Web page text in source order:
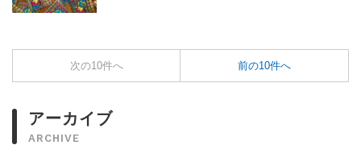
次の10件へ 前の10件へ
アーカイブ
ARCHIVE